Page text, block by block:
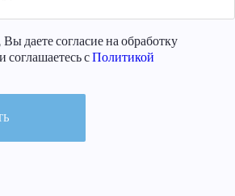
даете согласие на обработку
сПолитикой